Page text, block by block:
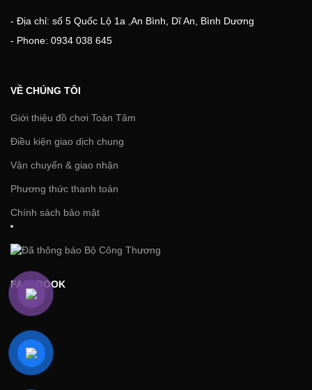
- Địa chỉ: số 5 Quốc Lộ 1a ,An Bình, Dĩ An, Bình Dương
- Phone: 0934 038 645
VỀ CHÚNG TÔI
Giới thiệu đồ chơi Toàn Tâm
Điều kiện giao dịch chung
Vận chuyển & giao nhận
Phương thức thanh toán
Chính sách bảo mật
FACEBOOK